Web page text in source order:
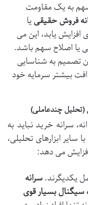
به یک مقاومت
فروش حقیقییا
افزایش یابد، این می
یا اصلاح سهم باشد.
تصمیم به شناسایی
بیشتر سرمایه خود
سرانه خرید نباید به
سایر ابزارهای تحلیلی،
می دهد:
یکدیگرند.سرانه
سیگنال بسیار قوی